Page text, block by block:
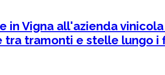
in Vigna all'azienda
tra tramonti e stelle lungo i